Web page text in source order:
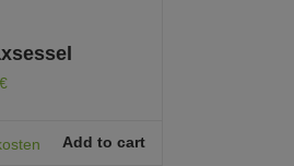
€
Add to cart